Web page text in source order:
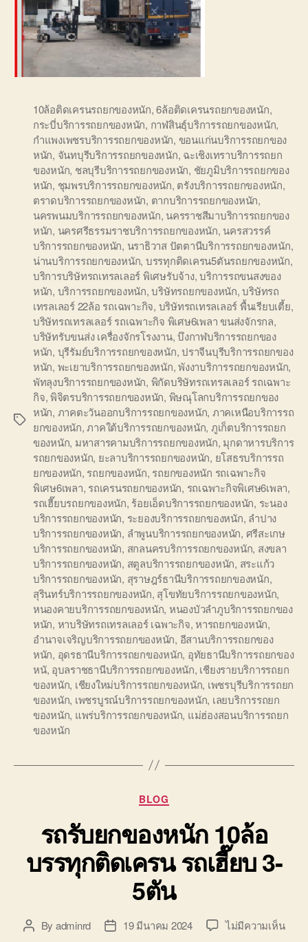
Tags
10ล้อติดเครนรถยกของหนัก,6ล้อติดเครนรถยกของหนัก,
กระบี่บริการรถยกของหนัก, กาฬสินธุ์บริการรถยกของหนัก,
กำแพงเพชรบริการรถยกของหนัก, ขอนแก่นบริการรถยกของ
หนัก, จันทบุรีบริการรถยกของหนัก, ฉะเชิงเทราบริการรถยก
ของหนัก, ชลบุรีบริการรถยกของหนัก, ชัยภูมิบริการรถยกของ
หนัก, ชุมพรบริการรถยกของหนัก, ตรังบริการรถยกของหนัก,
ตราดบริการรถยกของหนัก, ตากบริการรถยกของหนัก,
นครพนมบริการรถยกของหนัก, นครราชสีมาบริการรถยกของ
หนัก, นครศรีธรรมราชบริการรถยกของหนัก, นครสวรรค์
บริการรถยกของหนัก, นราธิวาส ปัตตานีบริการรถยกของหนัก,
น่านบริการรถยกของหนัก, บรรทุกติดเครน5ตันรถยกของหนัก,
บริการบริษัทรถเทรลเลอร์ พิเศษรับจ้าง,บริการรถขนสงของ
หนัก, บริการรถยกของหนัก,บริษัทรถยกของหนัก,บริษัทรถ
เทรลเลอร์ 22ล้อ รถเฉพาะกิจ, บริษัทรถเทรลเลอร์ พื้นเรียบเตี้ย,
บริษัทรถเทรลเลอร์ รถเฉพาะกิจ พิเศษ6เพลา ขนส่งจักรกล,
บริษัทรับขนส่ง เครื่องจักรโรงงาน,บึงกาฬบริการรถยกของ
หนัก, บุรีรัมย์บริการรถยกของหนัก,ปราจีนบุรีบริการรถยกของ
หนัก, พะเยาบริการรถยกของหนัก,พังงาบริการรถยกของหนัก,
พัทลุงบริการรถยกของหนัก, พิกัดบริษัทรถเทรลเลอร์ รถเฉพาะ
กิจ,พิจิตรบริการรถยกของหนัก, พิษณุโลกบริการรถยกของ
หนัก, ภาคตะวันออกบริการรถยกของหนัก, ภาคเหนือบริการรถ
ยกของหนัก,ภาคใต้บริการรถยกของหนัก, ภูเก็ตบริการรถยก
ของหนัก, มหาสารคามบริการรถยกของหนัก, มุกดาหารบริการ
รถยกของหนัก, ยะลาบริการรถยกของหนัก, ยโสธรบริการรถ
ยกของหนัก, รถยกของหนัก, รถยกของหนัก รถเฉพาะกิจ
พิเศษ6เพลา, รถเครนรถยกของหนัก, รถเฉพาะกิจพิเศษ6เพลา,
รถเฮี๊ยบรถยกของหนัก, ร้อยเอ็ดบริการรถยกของหนัก, ระนอง
บริการรถยกของหนัก, ระยองบริการรถยกของหนัก, ลำปาง
บริการรถยกของหนัก, ลำพูนบริการรถยกของหนัก, ศรีสะเกษ
บริการรถยกของหนัก, สกลนครบริการรถยกของหนัก, สงขลา
บริการรถยกของหนัก, สตูลบริการรถยกของหนัก, สระแก้ว
บริการรถยกของหนัก, สุราษฎร์ธานีบริการรถยกของหนัก,
สุรินทร์บริการรถยกของหนัก, สุโขทัยบริการรถยกของหนัก,
หนองคายบริการรถยกของหนัก, หนองบัวลำภูบริการรถยกของ
หนัก, หาบริษัทรถเทรลเลอร์ เฉพาะกิจ,หารถยกของหนัก,
อำนาจเจริญบริการรถยกของหนัก, อีสานบริการรถยกของ
หนัก, อุดรธานีบริการรถยกของหนัก, อุทัยธานีบริการรถยกของ
หนั, อุบลราชธานีบริการรถยกของหนัก, เชียงรายบริการรถยก
ของหนัก, เชียงใหม่บริการรถยกของหนัก, เพชรบุรีบริการรถยก
ของหนัก, เพชรบูรณ์บริการรถยกของหนัก, เลยบริการรถยก
ของหนัก, แพร่บริการรถยกของหนัก, แม่ฮ่องสอนบริการรถยก
ของหนัก
Categories
BLOG
รถรับยกของหนัก 10ล้อ
บรรทุกติดเครน รถเฮี๊ยบ 3-
5ตัน
PostBy adminrd
Post19 มีนาคม 2024 ไม่มีความเห็นบน